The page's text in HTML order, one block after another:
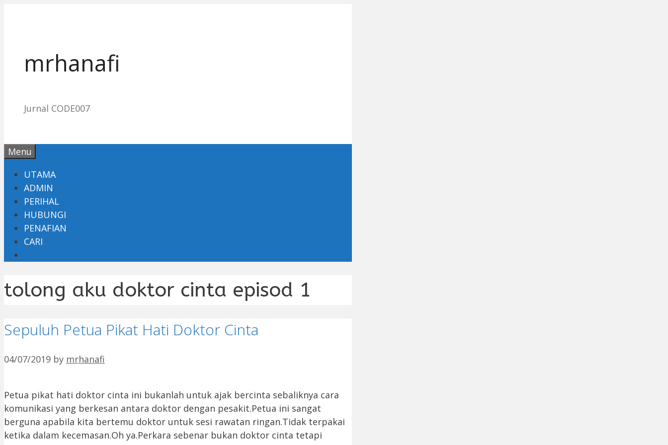
mrhanafi
Jurnal CODE007
Menu
UTAMA
ADMIN
PERIHAL
HUBUNGI
PENAFIAN
CARI
tolong aku doktor cinta episod 1
Sepuluh Petua Pikat Hati Doktor Cinta
04/07/2019 by mrhanafi
Petua pikat hati doktor cinta ini bukanlah untuk ajak bercinta sebaliknya cara
komunikasi yang berkesan antara doktor dengan pesakit.Petua ini sangat
berguna apabila kita bertemu doktor untuk sesi rawatan ringan.Tidak terpakai
ketika dalam kecemasan.Oh ya.Perkara sebenar bukan doktor cinta tetapi